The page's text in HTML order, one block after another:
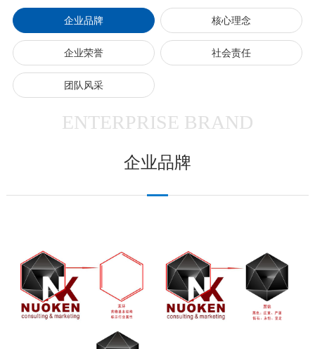
企业品牌 核心理念
企业荣誉 社会责任
团队风采
ENTERPRISE BRAND
企业品牌